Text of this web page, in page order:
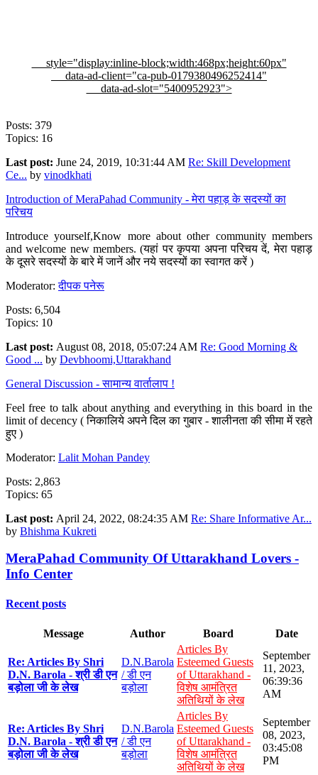
style="display:inline-block;width:468px;height:60px"
data-ad-client="ca-pub-0179380496252414"
data-ad-slot="5400952923">
Posts: 379
Topics: 16
Last post: June 24, 2019, 10:31:44 AM Re: Skill Development
Ce... by vinodkhati
Introduction of MeraPahad Community - मेरा पहाड़ के सदस्यों का
परिचय
Introduce yourself,Know more about other community members
and welcome new members. (यहां पर कृपया अपना परिचय दें, मेरा पहाड़
के दूसरे सदस्यों के बारे में जानें और नये सदस्यों का स्वागत करें )
Moderator:दीपक पनेरू
Posts: 6,504
Topics: 10
Last post: August 08, 2018, 05:07:24 AM Re: Good Morning &
Good ... by Devbhoomi,Uttarakhand
General Discussion - सामान्य वार्तालाप !
Feel free to talk about anything and everything in this board in the
limit of decency ( निकालिये अपने दिल का गुबार - शालीनता की सीमा में रहते
हुए )
Moderator: Lalit Mohan Pandey
Posts: 2,863
Topics: 65
Last post: April 24, 2022, 08:24:35 AM Re: Share Informative Ar...
by Bhishma Kukreti
MeraPahad Community Of Uttarakhand Lovers -
Info Center
Recent posts
Message Author Board Date
Re: Articles By Shri
D.N. Barola - श्री डी एन
बड़ोला जी के लेख
D.N.Barola
/ डी एन
बड़ोला
Articles By
Esteemed Guests
of Uttarakhand -
विशेष आमंत्रित
अतिथियों के लेख
September
11, 2023,
06:39:36
AM
Re: Articles By Shri
D.N. Barola - श्री डी एन
बड़ोला जी के लेख
D.N.Barola
/ डी एन
बड़ोला
Articles By
Esteemed Guests
of Uttarakhand -
विशेष आमंत्रित
अतिथियों के लेख
September
08, 2023,
03:45:08
PM